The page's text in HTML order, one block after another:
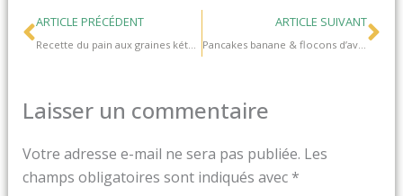
Précédent
ARTICLE PRÉCÉDENT
Recette du pain aux graines kéto facile et sans machine
ARTICLE SUIVANT
Pancakes banane & flocons d’avoine, recette zéro déchet express (sans gluten et sans lactose)
Laisser un commentaire
Votre adresse e-mail ne sera pas publiée. Les
champs obligatoires sont indiqués avec *